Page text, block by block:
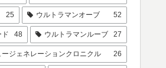
25 ウルトラマンオーブ 52
ド 48 ウルトラマンルーブ 27
ジェネレーションクロニクル 26